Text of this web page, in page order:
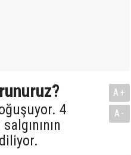
4
A+
A-